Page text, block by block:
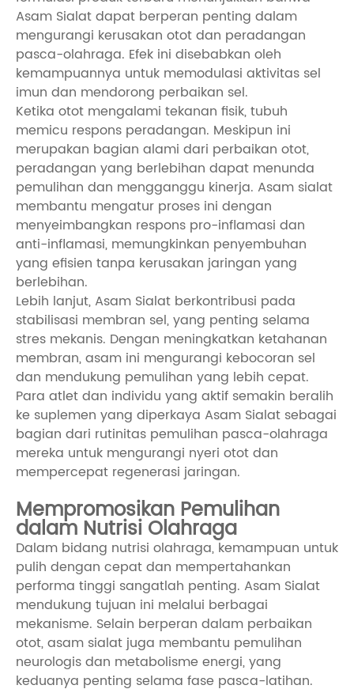
Asam Sialat dapat berperan penting dalam
mengurangi kerusakan otot dan peradangan
pasca-olahraga. Efek ini disebabkan oleh
kemampuannya untuk memodulasi aktivitas sel
imun dan mendorong perbaikan sel.
Ketika otot mengalami tekanan fisik, tubuh
memicu respons peradangan. Meskipun ini
merupakan bagian alami dari perbaikan otot,
peradangan yang berlebihan dapat menunda
pemulihan dan mengganggu kinerja. Asam sialat
membantu mengatur proses ini dengan
menyeimbangkan respons pro-inflamasi dan
anti-inflamasi, memungkinkan penyembuhan
yang efisien tanpa kerusakan jaringan yang
berlebihan.
Lebih lanjut, Asam Sialat berkontribusi pada
stabilisasi membran sel, yang penting selama
stres mekanis. Dengan meningkatkan ketahanan
membran, asam ini mengurangi kebocoran sel
dan mendukung pemulihan yang lebih cepat.
Para atlet dan individu yang aktif semakin beralih
ke suplemen yang diperkaya Asam Sialat sebagai
bagian dari rutinitas pemulihan pasca-olahraga
mereka untuk mengurangi nyeri otot dan
mempercepat regenerasi jaringan.
Mempromosikan Pemulihan
dalam Nutrisi Olahraga
Dalam bidang nutrisi olahraga, kemampuan untuk
pulih dengan cepat dan mempertahankan
performa tinggi sangatlah penting. Asam Sialat
mendukung tujuan ini melalui berbagai
mekanisme. Selain berperan dalam perbaikan
otot, asam sialat juga membantu pemulihan
neurologis dan metabolisme energi, yang
keduanya penting selama fase pasca-latihan.